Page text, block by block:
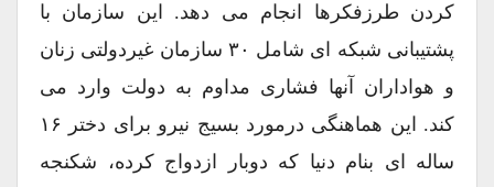
کردن طرزفکرها انجام می دهد. این سازمان با
پشتیبانی شبکه ای شامل ۳۰ سازمان غیردولتی زنان
و هواداران آنها فشاری مداوم به دولت وارد می
کند. این هماهنگی درمورد بسیج نیرو برای دختر ۱۶
ساله ای بنام دنیا که دوبار ازدواج کرده، شکنجه